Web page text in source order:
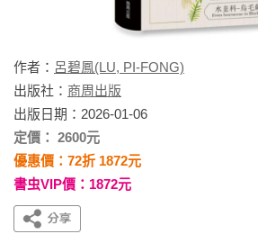
作者： 呂碧鳳(LU, PI-FONG)
出版社： 商周出版
出版日期：2026-01-06
定價： 2600元
優惠價：72折 1872元
書虫VIP價：1872元